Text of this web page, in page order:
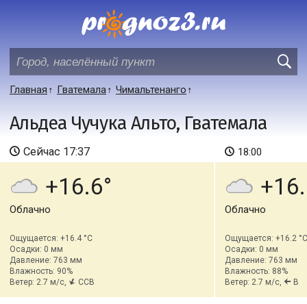
Главная Гватемала Чимальтенанго
Альдеа Чучука Альто, Гватемала
Сейчас 17:37
+16.6
Облачно
Ощущается: +16.4 °C
Осадки: 0 мм
Давление: 763 мм
Влажность: 90%
Ветер: 2.7 м/с,
ССВ
18:00
Облачно
Ощущается: +16.2 °C
Осадки: 0 мм
Давление: 763 мм
Влажность: 88%
Ветер: 2.7 м/с,
В